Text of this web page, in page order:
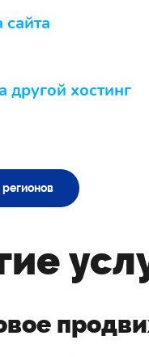
другой хостинг